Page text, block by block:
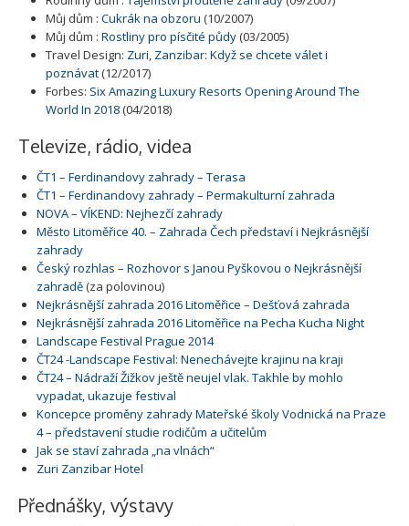
Můj dům : Cukrák na obzoru (10/2007)
Můj dům : Rostliny pro písčité půdy(03/2005)
Travel Design: Zuri, Zanzibar: Když se chcete válet i
poznávat(12/2017)
Forbes: Six Amazing Luxury Resorts Opening Around The
World In 2018(04/2018)
Televize, rádio, videa
ČT1 – Ferdinandovy zahrady – Terasa
ČT1 – Ferdinandovy zahrady – Permakulturní zahrada
NOVA – VÍKEND: Nejhezčí zahrady
Město Litoměřice 40. – Zahrada Čech představí i Nejkrásnější
zahrady
Český rozhlas – Rozhovor s Janou Pyškovou o Nejkrásnější
zahradě(za polovinou)
Nejkrásnější zahrada 2016 Litoměřice – Dešťová zahrada
Nejkrásnější zahrada 2016 Litoměřice na Pecha Kucha Night
Landscape Festival Prague 2014
ČT24 -Landscape Festival: Nenechávejte krajinu na kraji
ČT24 – Nádraží Žižkov ještě neujel vlak. Takhle by mohlo
vypadat, ukazuje festival
Koncepce proměny zahrady Mateřské školy Vodnická na Praze
4 – představení studie rodičům a učitelům
Jak se staví zahrada „na vlnách“
Zuri Zanzibar Hotel
Přednášky, výstavy